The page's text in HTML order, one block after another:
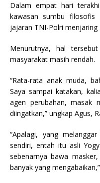
Dalam empat hari
kawasan sumbu filosofis
jajaran TNI-Polri menjaring
Menurutnya, hal
masyarakat masih rendah.
“Rata-rata anak muda,
Saya sampai katakan,
agen perubahan, masak
diingatkan,” ungkap Agus,
“Apalagi, yang
sendiri, entah itu asli
sebenarnya bawa
banyak yang